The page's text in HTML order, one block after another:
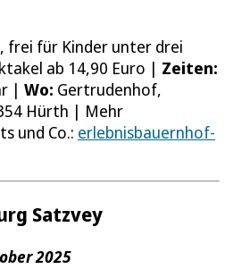
frei für Kinder unter drei
ab 14,90 Euro | Zeiten:
| Wo: Gertrudenhof,
Hürth | Mehr
und Co.: erlebnisbauernhof-
Satzvey
2025